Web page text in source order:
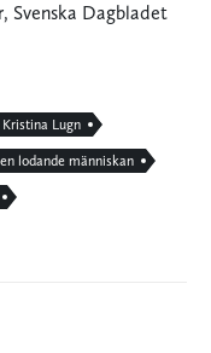
Svenska Dagbladet
Kristina Lugn
lodande människan